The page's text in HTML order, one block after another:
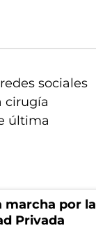
sociales
cirugía
última
marcha por la
Privada